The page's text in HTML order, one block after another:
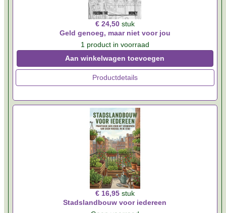
€ 24,50 stuk
Geld genoeg, maar niet voor jou
1 product in voorraad
Aan winkelwagen toevoegen
Productdetails
€ 16,95 stuk
Stadslandbouw voor iedereen